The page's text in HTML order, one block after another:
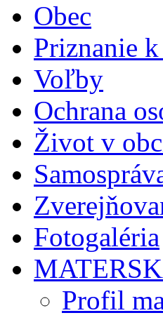
Obec
Priznanie
Voľby
Ochrana
Život v
Fotogaléria
Profil